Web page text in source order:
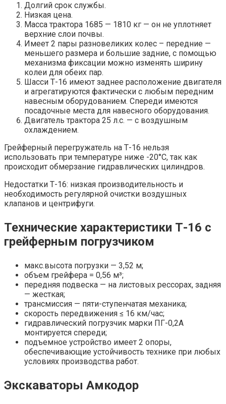
Долгий срок службы.
Низкая цена.
Масса трактора 1685 — 1810 кг — он не уплотняет
верхние слои почвы.
Имеет 2 пары разновеликих колес – передние —
меньшего размера и большие задние, с помощью
механизма фиксации можно изменять ширину
колеи для обеих пар.
Шасси Т-16 имеют заднее расположение двигателя
и агрегатируются фактически с любым передним
навесным оборудованием. Спереди имеются
посадочные места для навесного оборудования.
Двигатель трактора 25 л.с. — с воздушным
охлаждением.
Грейферный перегружатель на Т-16 нельзя
использовать при температуре ниже -20°С, так как
происходит обмерзание гидравлических цилиндров.
Недостатки Т-16: низкая производительность и
необходимость регулярной очистки воздушных
клапанов и центрифуги.
Технические характеристики Т-16 с
грейферным погрузчиком
макс.высота погрузки — 3,52 м;
объем грейфера = 0,56 м³;
передняя подвеска — на листовых рессорах, задняя
— жесткая;
трансмиссия — пяти-ступенчатая механика;
скорость передвижения ≤ 16 км/час;
гидравлический погрузчик марки ПГ-0,2А
монтируется спереди;
подъемное устройство имеет 2 опоры,
обеспечивающие устойчивость технике при любых
условиях производства работ.
Экскаваторы Амкодор